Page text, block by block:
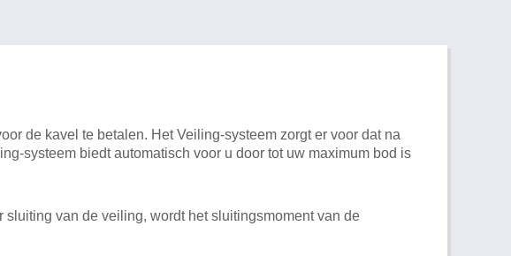
de kavel te betalen. Het Veiling-systeem zorgt er voor dat na
systeem biedt automatisch voor u door tot uw maximum bod is
van de veiling, wordt het sluitingsmoment van de